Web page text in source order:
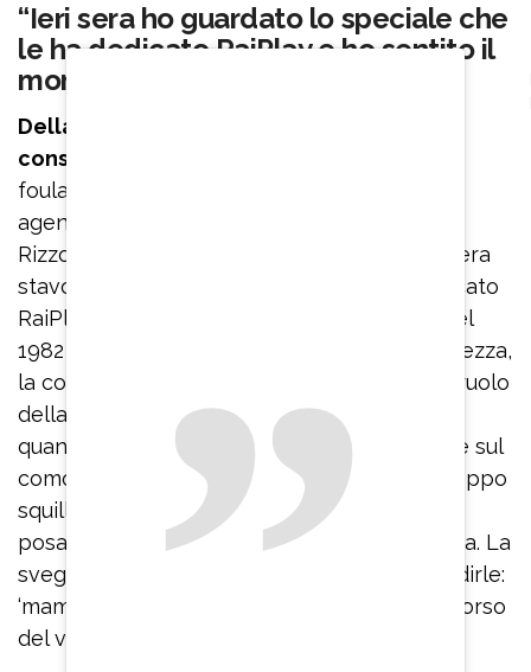
“Ieri sera ho guardato lo speciale che
le ha dedicato RaiPlay e ho sentito il
morso del vuoto”
Della madre, che aveva l’abitudine di
conservare tutto, terranno poche cose.
foulard con il suo profumo sì, ma non le
agendine degli anni 80 – conclude Andrea
Rizzoli – Di lei restano tracce per tutti. Ieri sera
stavo guardando lo speciale che le ha dedicato
RaiPlay con vecchie interviste. Ce n’è una del
1982 incredibile, dove mi colpisce la sua fierezza,
la consapevolezza che aveva già allora del ruolo
della donna nella società. A un certo punto,
quando la giornalista le chiede cosa tenesse sul
comodino, risponde: due telefoni che purtroppo
squillano sempre, una foto di mio figlio, un
posacenere perché fumo tanto e una sveglia. La
sveglia se la portava ovunque. Avrei voluto dirle:
‘mamma, hai visto com’eri?’ Lì ho sentito il morso
del vuoto”.